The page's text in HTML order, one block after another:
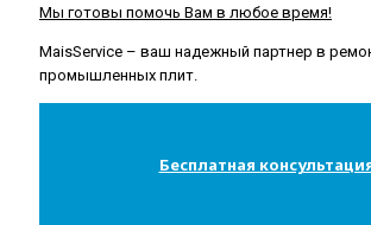
Мы готовы помочь Вам в любое время!
MaisService – ваш надежный партнер в
промышленных плит.
Бесплатная